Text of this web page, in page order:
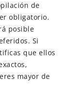
de
obligatorio.
posible
Si
que ellos
mayor de